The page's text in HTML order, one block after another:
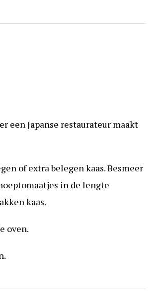
een Japanse restaurateur maakt
of extra belegen kaas. Besmeer
in de lengte
kaas.
oven.